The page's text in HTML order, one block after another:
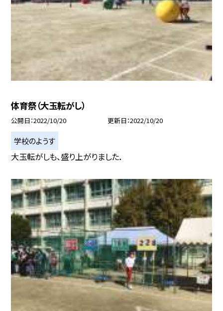
体育祭（大玉転がし）
公開日 2022/10/20 更新日 2022/10/20
学校のようす
大玉転がしも、盛り上がりました．